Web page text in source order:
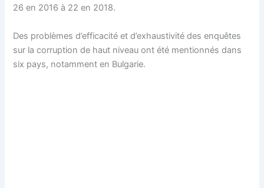
26 en 2016 à 22 en 2018.
Des problèmes d’efficacité et d’exhaustivité des enquêtes
sur la corruption de haut niveau ont été mentionnés dans
six pays, notamment en Bulgarie.